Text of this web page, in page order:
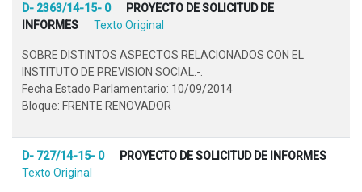
D- 2363/14-15- 0
PROYECTO DE SOLICITUD DE
INFORMES
Texto Original
SOBRE DISTINTOS ASPECTOS RELACIONADOS CON EL
INSTITUTO DE PREVISION SOCIAL.-.
Fecha Estado Parlamentario: 10/09/2014
Bloque: FRENTE RENOVADOR
D- 727/14-15- 0
PROYECTO DE SOLICITUD DE INFORMES
Texto Original